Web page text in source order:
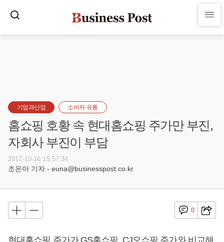
기업과산업 소비자·유통
홈쇼핑 호황 속 현대홈쇼핑 주가만 부진,
자회사 부진이 부담
2017-10-16 15:57:34
조은아 기자 - euna@businesspost.co.kr
0
현대홈쇼핑 주가가 GS홈쇼핑, CJ오쇼핑 주가와 비교해